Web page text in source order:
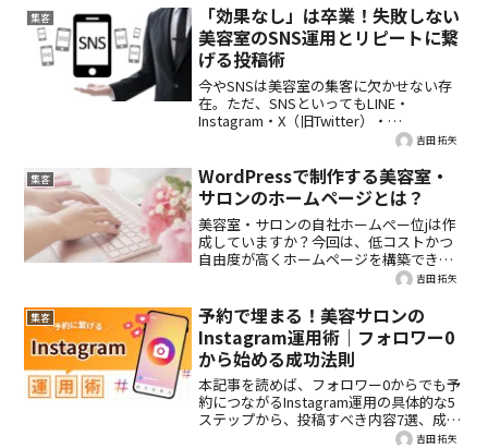
ローチを行う「ファンマーケティング」
について掘り下げていきます。
集客
「効果なし」は卒業！失敗しない
美容室のSNS運用とリピートに繋
げる投稿術
今やSNSは美容室の集客に欠かせない存
在。ただ、SNSといってもLINE・
Instagram・X（旧Twitter）・
Facebook・Tiktokなど様々です。その中
方法はどのようなものなのでしょうか。
ひも解いて解説していきます。
吉田 拓矢
集客
WordPressで制作する美容室・
サロンのホームページとは？
美容室・サロンの自社ホームぺー位jは作
成していますか？今回は、低コストかつ
自由度が高くホームページを構築できる
吉田 拓矢
集客
予約で埋まる！美容サロンの
Instagram運用術｜フォロワー0
から始める成功法則
本記事を読めば、フォロワー0からでも予
約につながるInstagram運用の具体的な5
ステップから、投稿すべき内容7選、成功
サロンの共通点まで、明日から実践でき
吉田 拓矢